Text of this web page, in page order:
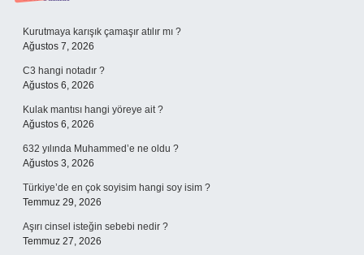
Sidebar
Kurutmaya karışık çamaşır atılır mı ?
Ağustos 7, 2026
C3 hangi notadır ?
Ağustos 6, 2026
Kulak mantısı hangi yöreye ait ?
Ağustos 6, 2026
632 yılında Muhammed’e ne oldu ?
Ağustos 3, 2026
Türkiye’de en çok soyisim hangi soy isim ?
Temmuz 29, 2026
Aşırı cinsel isteğin sebebi nedir ?
Temmuz 27, 2026